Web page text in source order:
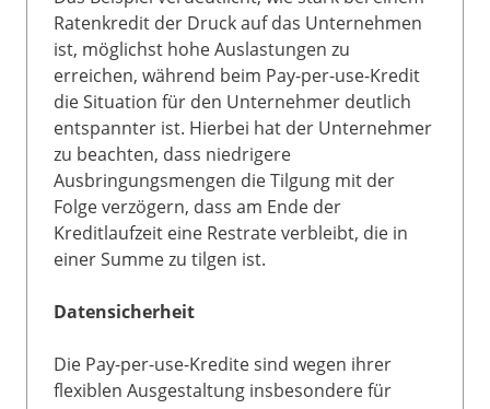
Ratenkredit der Druck auf das Unternehmen
ist, möglichst hohe Auslastungen zu
erreichen, während beim Pay-per-use-Kredit
die Situation für den Unternehmer deutlich
entspannter ist. Hierbei hat der Unternehmer
zu beachten, dass niedrigere
Ausbringungsmengen die Tilgung mit der
Folge verzögern, dass am Ende der
Kreditlaufzeit eine Restrate verbleibt, die in
einer Summe zu tilgen ist.
Datensicherheit
Die Pay-per-use-Kredite sind wegen ihrer
flexiblen Ausgestaltung insbesondere für